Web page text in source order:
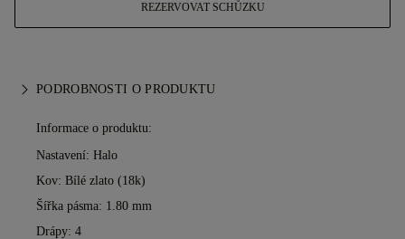
REZERVOVAT SCHŮZKU
PODROBNOSTI O PRODUKTU
Informace o produktu:
Nastavení: Halo
Kov: Bílé zlato (18k)
Šířka pásma: 1.80 mm
Drápy: 4